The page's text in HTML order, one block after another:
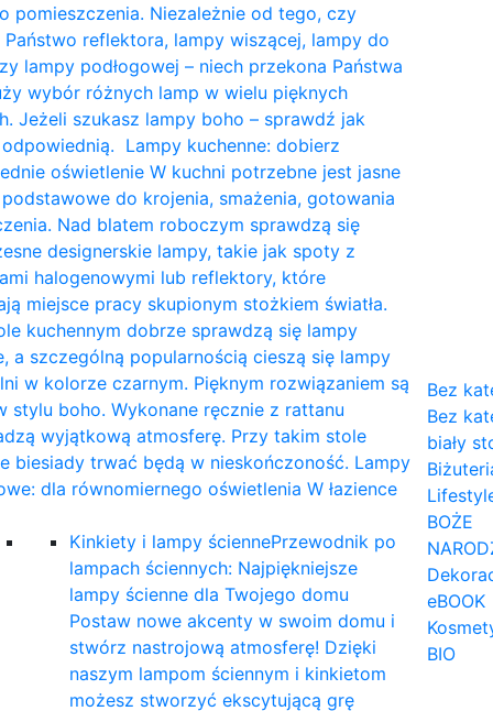
pomieszczenia. Niezależnie od tego, czy
Państwo reflektora, lampy wiszącej, lampy do
lampy podłogowej – niech przekona Państwa
wybór różnych lamp w wielu pięknych
Jeżeli szukasz lampy boho – sprawdź jak
Lampy kuchenne: dobierz
oświetlenie W kuchni potrzebne jest jasne
podstawowe do krojenia, smażenia, gotowania
Nad blatem roboczym sprawdzą się
designerskie lampy, takie jak spoty z
halogenowymi lub reflektory, które
miejsce pracy skupionym stożkiem światła.
kuchennym dobrze sprawdzą się lampy
a szczególną popularnością cieszą się lampy
w kolorze czarnym. Pięknym rozwiązaniem są
stylu boho. Wykonane ręcznie z rattanu
wyjątkową atmosferę. Przy takim stole
biesiady trwać będą w nieskończoność. Lampy
dla równomiernego oświetlenia W łazience
Kinkiety i lampy ściennePrzewodnik po
lampach ściennych: Najpiękniejsze
lampy ścienne dla Twojego domu
Postaw nowe akcenty w swoim domu i
stwórz nastrojową atmosferę! Dzięki
naszym lampom ściennym i kinkietom
możesz stworzyć ekscytującą grę
Bez
Bez
biały
BOŻE
eBOOK
BIO